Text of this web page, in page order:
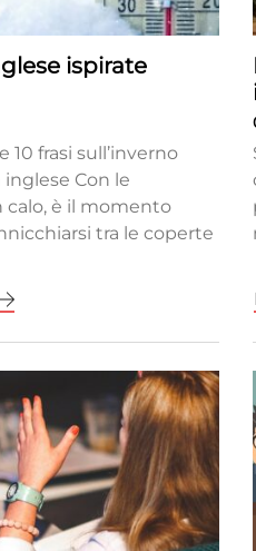
ispirate
10 frasi sull’inverno
Con le
è il momento
tra le coperte